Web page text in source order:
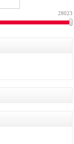
28023